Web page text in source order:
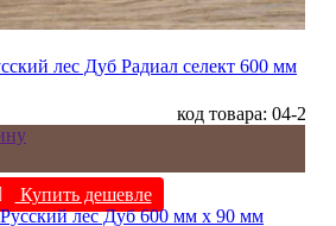
лес Дуб Радиал cелект 600 мм
код товара: 04-2
Купить дешевле